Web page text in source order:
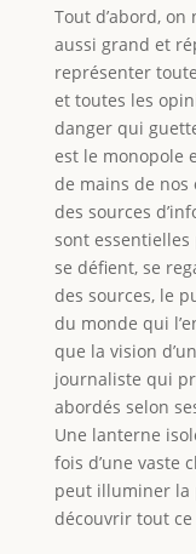
Tout d’abord,
aussi grand et
représenter
et toutes les
danger qui
est le monopole
de mains de nos
des sources
sont
se défient, se
des sources, le
du monde qui
que la vision
journaliste qui
abordés selon
Une lanterne
fois d’une vaste
peut illuminer la
découvrir tout ce